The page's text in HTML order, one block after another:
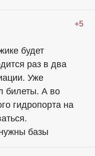
+5
будет
раз в два
Уже
билеты. А во
гидропорта на
базы